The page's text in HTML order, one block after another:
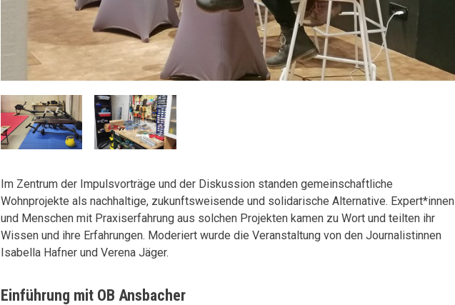
Im Zentrum der Impulsvorträge und der Diskussion standen gemeinschaftliche
Wohnprojekte als nachhaltige, zukunftsweisende und solidarische Alternative. Expert*innen
und Menschen mit Praxiserfahrung aus solchen Projekten kamen zu Wort und teilten ihr
Wissen und ihre Erfahrungen. Moderiert wurde die Veranstaltung von den Journalistinnen
Isabella Hafner und Verena Jäger.
Einführung mit OB Ansbacher